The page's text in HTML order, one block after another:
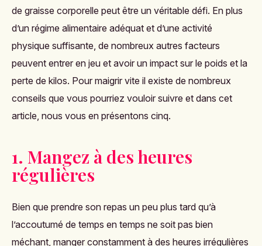
de graisse corporelle peut être un véritable défi. En plus
d’un régime alimentaire adéquat et d’une activité
physique suffisante, de nombreux autres facteurs
peuvent entrer en jeu et avoir un impact sur le poids et la
perte de kilos. Pour maigrir vite il existe de nombreux
conseils que vous pourriez vouloir suivre et dans cet
article, nous vous en présentons cinq.
1. Mangez à des heures
régulières
Bien que prendre son repas un peu plus tard qu’à
l’accoutumé de temps en temps ne soit pas bien
méchant, manger constamment à des heures irrégulières